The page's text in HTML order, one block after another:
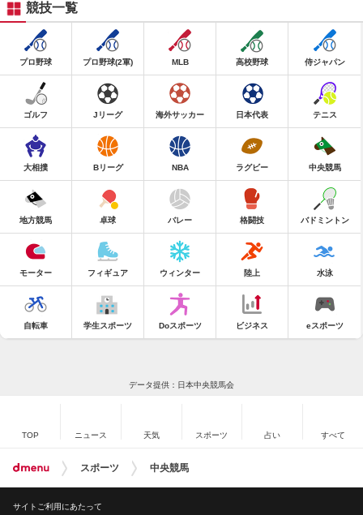
競技一覧
プロ野球 プロ野球(2軍) MLB 高校野球 侍ジャパン
ゴルフ Jリーグ 海外サッカー 日本代表 テニス
大相撲 Bリーグ NBA ラグビー 中央競馬
地方競馬 卓球 バレー 格闘技 バドミントン
モーター フィギュア ウィンター 陸上 水泳
自転車 学生スポーツ Doスポーツ ビジネス eスポーツ
データ提供：日本中央競馬会
TOP ニュース 天気 スポーツ 占い すべて
スポーツ 中央競馬
サイトご利用にあたって